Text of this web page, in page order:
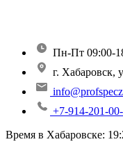
Пн-Пт 09:00-
г.
+7-914-201-
Время в Хабаровске: